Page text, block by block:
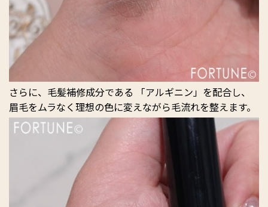
さらに、毛髪補修成分である 「アルギニン」を配合し、
眉毛をムラなく理想の色に変えながら毛流れを整えます。